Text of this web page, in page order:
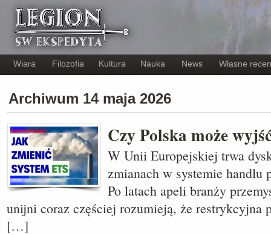
Wiara Filozofia Kultura Nauka News Własne
Archiwum 14 maja 2026
Czy Polska może
W Unii Europejskiej trwa
zmianach w systemie handlu
Po latach apeli branży
unijni coraz częściej rozumieją, że restrykcyjna
[…]